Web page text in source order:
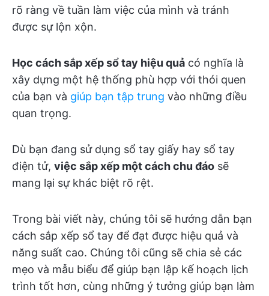
rõ ràng về tuần làm việc của mình và tránh
được sự lộn xộn.
Học cách sắp xếp sổ tay hiệu quả có nghĩa là
xây dựng một hệ thống phù hợp với thói quen
của bạn và giúp bạn tập trung vào những điều
quan trọng.
Dù bạn đang sử dụng sổ tay giấy hay sổ tay
điện tử, việc sắp xếp một cách chu đáo sẽ
mang lại sự khác biệt rõ rệt.
Trong bài viết này, chúng tôi sẽ hướng dẫn bạn
cách sắp xếp sổ tay để đạt được hiệu quả và
năng suất cao. Chúng tôi cũng sẽ chia sẻ các
mẹo và mẫu biểu để giúp bạn lập kế hoạch lịch
trình tốt hơn, cùng những ý tưởng giúp bạn làm